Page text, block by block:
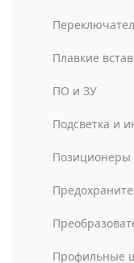
Плавкие
ПО и ЗУ
Подсветка и
Позиционеры
Профильные